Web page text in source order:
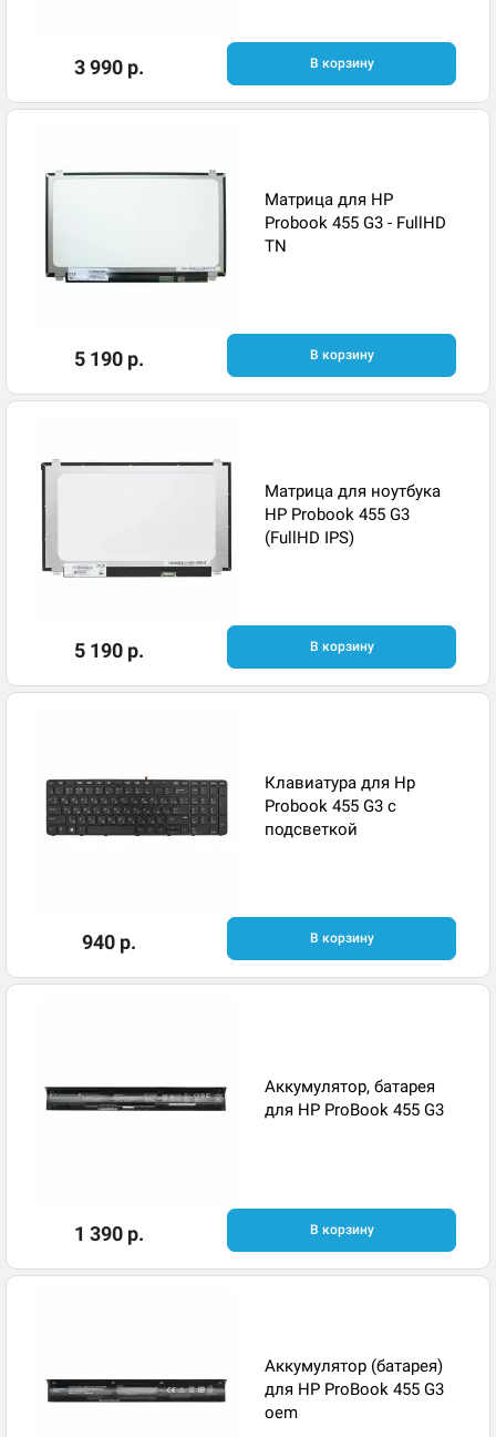
3 990 р. В корзину
Матрица для HP
Probook 455 G3 - FullHD
TN
5 190 р. В корзину
Матрица для ноутбука
HP Probook 455 G3
(FullHD IPS)
5 190 р. В корзину
Клавиатура для Hp
Probook 455 G3 с
подсветкой
940 р. В корзину
Аккумулятор, батарея
для HP ProBook 455 G3
1 390 р. В корзину
Аккумулятор (батарея)
для HP ProBook 455 G3
oem